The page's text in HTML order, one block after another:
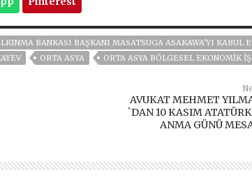
BANKASI BAŞKANI MASATSUGA ASAKAWA'YI KABUL
ORTA ASYA ORTA ASYA BÖLGESEL EKONOMIK
AVUKAT MEHMET
`DAN 10 KASIM
ANMA GÜNÜ